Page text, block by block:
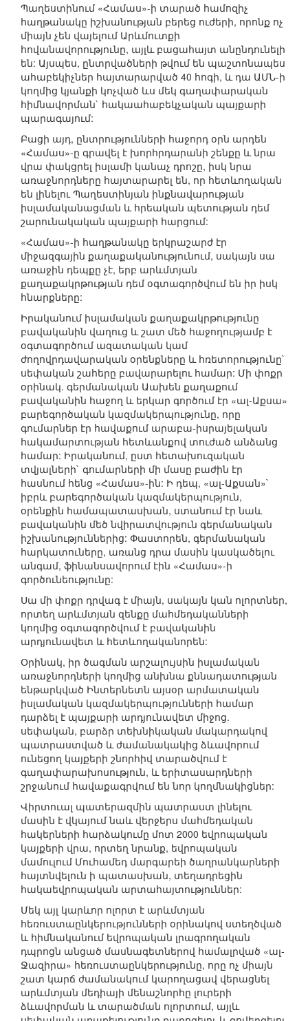
Պաղեստինում «Համաս»-ի տարած համոզիչ
հաղթանակը իշխանության բերեց ուժերի, որոնք ոչ
միայն չեն վայելում Արևմուտքի
հովանավորությունը, այլև բացահայտ անընդունելի
են: Այսպես, ընտրվածների թվում են պաշտոնապես
ահաբեկիչներ հայտարարված 40 հոգի, և դա ԱՄՆ-ի
կողմից կյանքի կոչված ևս մեկ գաղափարական
հիմնավորման` հակաահաբեկչական պայքարի
պարագայում:
Բացի այդ, ընտրությունների հաջորդ օրն արդեն
«Համաս»-ը գրավել է խորհրդարանի շենքը և նրա
վրա փակցրել իսլամի կանաչ դրոշը, իսկ նրա
առաջնորդները հայտարարել են, որ հետևողական
են լինելու Պաղեստինյան ինքնավարության
իսլամականացման և հրեական պետության դեմ
շարունակական պայքարի հարցում:
«Համաս»-ի հաղթանակը երկրաշարժ էր
միջազգային քաղաքականությունում, սակայն սա
առաջին դեպքը չէ, երբ արևմտյան
քաղաքակրթության դեմ օգտագործվում են իր իսկ
հնարքները:
Իրականում իսլամական քաղաքակրթությունը
բավականին վաղուց և շատ մեծ հաջողությամբ է
օգտագործում ազատական կամ
ժողովրդավարական օրենքները և հռետորությունը`
սեփական շահերը բավարարելու համար: Մի փոքր
օրինակ. գերմանական Աախեն քաղաքում
բավականին հաջող և երկար գործում էր «ալ-Աքսա»
բարեգործական կազմակերպությունը, որը
գումարներ էր հավաքում արաբա-իսրայելական
հակամարտության հետևանքով տուժած անձանց
համար: Իրականում, ըստ հետախուզական
տվյալների` գումարների մի մասը բաժին էր
հասնում հենց «Համաս»-ին: Ի դեպ, «ալ-Աքսան»`
իբրև բարեգործական կազմակերպություն,
օրենքին համապատասխան, ստանում էր նաև
բավականին մեծ նվիրատվություն գերմանական
իշխանություններից: Փաստորեն, գերմանական
հարկատուները, առանց դրա մասին կասկածելու
անգամ, ֆինանսավորում էին «Համաս»-ի
գործունեությունը:
Սա մի փոքր դրվագ է միայն, սակայն կան ոլորտներ,
որտեղ արևմտյան զենքը մահմեդականների
կողմից օգտագործվում է բավականին
արդյունավետ և հետևողականորեն:
Օրինակ, իր ծագման արշալույսին իսլամական
առաջնորդների կողմից անխնա քննադատության
ենթարկված Ինտերնետն այսօր արմատական
իսլամական կազմակերպությունների համար
դարձել է պայքարի արդյունավետ միջոց.
սեփական, բարձր տեխնիկական մակարդակով
պատրաստված և ժամանակակից ձևավորում
ունեցող կայքերի շնորհիվ տարածվում է
գաղափարախոսություն, և երիտասարդների
շրջանում հավաքագրվում են նոր կողմնակիցներ:
Վիրտուալ պատերազմին պատրաստ լինելու
մասին է վկայում նաև վերջերս մահմեդական
հակերների հարձակումը մոտ 2000 եվրոպական
կայքերի վրա, որտեղ նրանք, եվրոպական
մամուլում Մուհամեդ մարգարեի ծաղրանկարների
հայտնվելուն ի պատասխան, տեղադրեցին
հակաեվրոպական արտահայտություններ:
Մեկ այլ կարևոր ոլորտ է արևմտյան
հեռուստաընկերությունների օրինակով ստեղծված
և հիմնականում եվրոպական լրագրողական
դպրոցն անցած մասնագետներով համալրված «ալ-
Ջազիրա» հեռուստաընկերությունը, որը ոչ միայն
շատ կարճ ժամանակում կարողացավ վերացնել
արևմտյան մեդիայի մենաշնորհը լուրերի
ձևավորման և տարածման ոլորտում, այլև